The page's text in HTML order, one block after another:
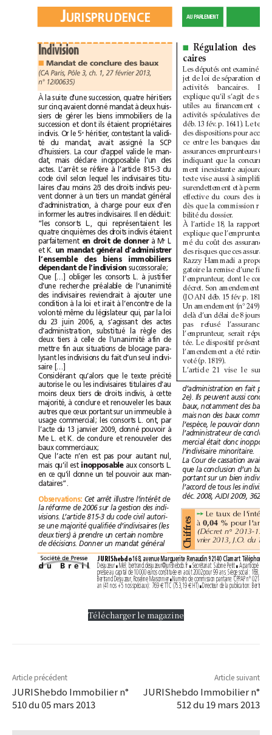
JURIShebdo
Desjuzeur ■ ■ Secrétariat: Sabine Petit ■
Bertrand Desjuzeur, Roseline Maisonnier
an (41 nos + 5 nos spéciaux): 769 € TTC (753,19 € HT) ■
A
AU
U PPA
AR
RLL EEM
M EEN
NTT
■
caires
bilité du dossier.
voté (p.1819).
Indivision
Mandat de conclure des baux
(CA Paris, Pôle 3, ch. 1, 27février 2013,
n°12/00635)
À la suite d’une succession, quatre héritiers
sur cinq avaient donné mandat à deux huis-
siers de gérer les biens immobiliers de la
succession et dont ils étaient propriétaires
indivis. Or le 5e
héritier, contestant la validi-
té du mandat, avait assigné la SCP
d’huissiers. La cour d’appel valide le man-
dat, mais déclare inopposable l’un des
actes. L’arrêt se réfère à l’article 815-3 du
code civil selon lequel les indivisaires titu-
laires d‘au moins 2/3 des droits indivis peu-
vent donner à un tiers un mandat général
d’administration, à charge pour eux d’en
informer les autres indivisaires. Il en déduit:
“les consorts L., qui représentaient les
quatre cinquièmes des droits indivis étaient
parfaitement
en droit de donner à Me
L
un mandat général d’administrer
l’ensemble des biens immobiliers
dépendant de l’indivision
successorale;
Que […] obliger les consorts L. à justifier
d’une recherche préalable de l’unanimité
des indivisaires reviendrait à ajouter une
condition à la loi et irait à l’encontre de la
volonté même du législateur qui, par la loi
du 23juin 2006, a, s’agissant des actes
d’administration, substitué la règle des
deux tiers à celle de l’unanimité afin de
mettre fin aux situations de blocage para-
lysant les indivisions du fait d’un seul indivi-
saire […]
Considérant qu’alors que le texte précité
autorise le ou les indivisaires titulaires d’au
moins deux tiers de droits indivis, à cette
majorité, à conclure et renouveler les baux
autres que ceux portant sur un immeuble à
usage commercial; les consorts L. ont, par
l’acte du 13janvier 2009, donné pouvoir à
Me L. et K. de conclure et renouveler des
baux commerciaux;
Que l’acte n’en est pas pour autant nul,
mais qu’il est
inopposable aux consorts L.
en ce qu’il donne un tel pouvoir aux man-
Observations: Cet arrêt illustre l’intérêt de
la réforme de 2006 sur la gestion des indi-
visions. L’article 815-3 du code civil autori-
se une majorité qualifiée d’indivisaires (les
deux tiers) à prendre un certain nombre
de décisions. Donner un mandat général
J
JU
UR
RIIS
SP
PR
RU
UD
DE
EN
NC
CE
E
l’indivisaire minoritaire.
➙
0,04%
vrier2013, J.O. du 1
C
h
i
f
f
r
e
s
Télécharger le magazine
Article précédent
JURIShebdo Immobilier n°
510 du 05 mars 2013
Article suivant
JURIShebdo Immobilier n°
512 du 19 mars 2013